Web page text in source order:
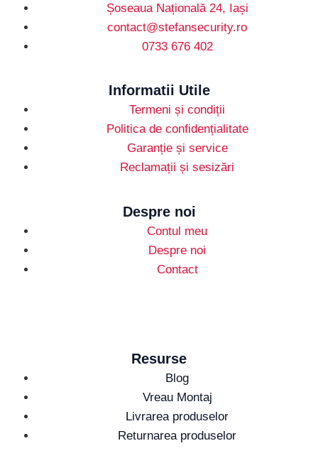
Șoseaua Națională 24, Iași
contact@stefansecurity.ro
0733 676 402
Informatii Utile
Termeni și condiții
Politica de confidențialitate
Garanție și service
Reclamații și sesizări
Despre noi
Contul meu
Despre noi
Contact
Resurse
Blog
Vreau Montaj
Livrarea produselor
Returnarea produselor